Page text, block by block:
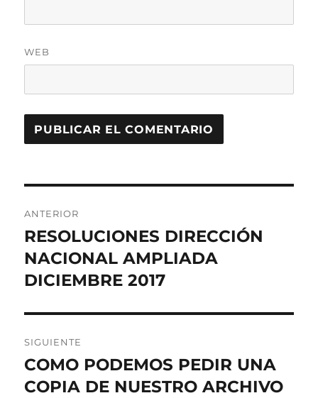
WEB
de
entradas
ANTERIOR
Entrada
anterior:
RESOLUCIONES DIRECCIÓN
NACIONAL AMPLIADA
DICIEMBRE 2017
SIGUIENTE
Entrada
siguiente:
COMO PODEMOS PEDIR UNA
COPIA DE NUESTRO ARCHIVO